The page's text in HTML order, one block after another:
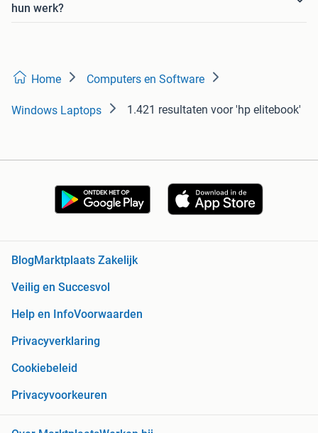
hun werk?
Home Computers en Software
Windows Laptops 1.421 resultaten voor 'hp elitebook'
BlogMarktplaats Zakelijk
Veilig en Succesvol
Help en InfoVoorwaarden
Privacyverklaring
Cookiebeleid
Privacyvoorkeuren